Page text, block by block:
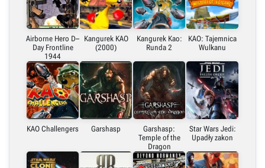
Airborne Hero D–
Day Frontline
1944
Kangurek KAO
(2000)
Kangurek Kao:
Runda 2
KAO: Tajemnica
Wulkanu
KAO Challengers Garshasp
Garshasp:
Temple of the
Dragon
Star Wars Jedi:
Upadły zakon